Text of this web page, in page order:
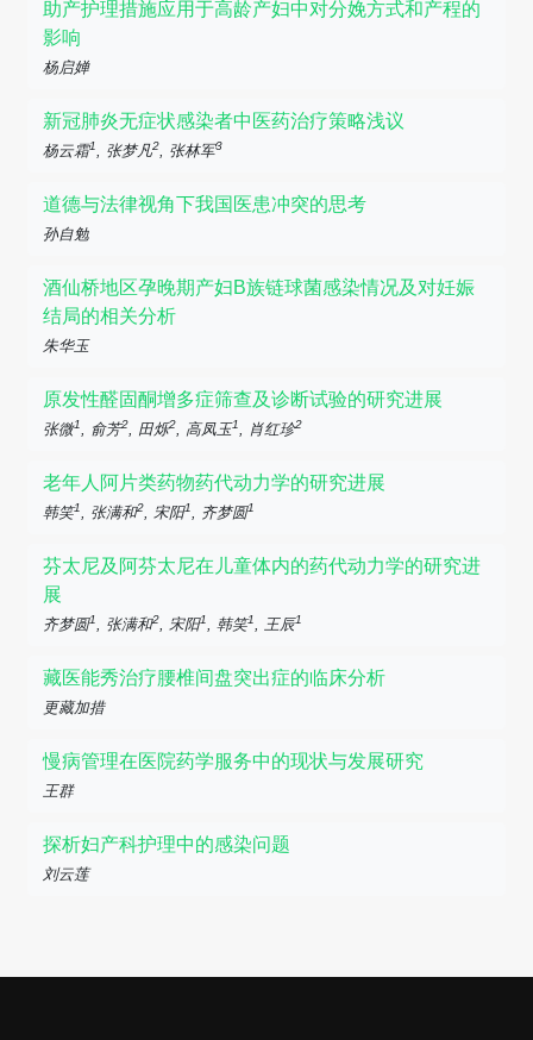
助产护理措施应用于高龄产妇中对分娩方式和产程的
影响
杨启婵
新冠肺炎无症状感染者中医药治疗策略浅议
杨云霜1, 张梦凡2, 张林军3
道德与法律视角下我国医患冲突的思考
孙自勉
酒仙桥地区孕晚期产妇B族链球菌感染情况及对妊娠
结局的相关分析
朱华玉
原发性醛固酮增多症筛查及诊断试验的研究进展
张微1, 俞芳2, 田烁2, 高凤玉1, 肖红珍2
老年人阿片类药物药代动力学的研究进展
韩笑1, 张满和2, 宋阳1, 齐梦圆1
芬太尼及阿芬太尼在儿童体内的药代动力学的研究进
展
齐梦圆1, 张满和2, 宋阳1, 韩笑1, 王辰1
藏医能秀治疗腰椎间盘突出症的临床分析
更藏加措
慢病管理在医院药学服务中的现状与发展研究
王群
探析妇产科护理中的感染问题
刘云莲